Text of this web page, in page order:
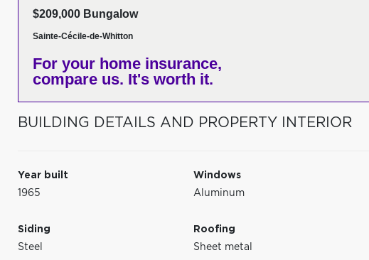
$209,000 Bungalow
Sainte-Cécile-de-Whitton
For your home insurance,
compare us. It's worth it.
BUILDING DETAILS AND PROPERTY INTERIOR
Year built
1965
Windows
Aluminum
Siding
Steel
Roofing
Sheet metal